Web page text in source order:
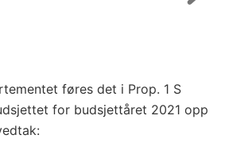
føres det i Prop. 1 S
for budsjettåret 2021 opp